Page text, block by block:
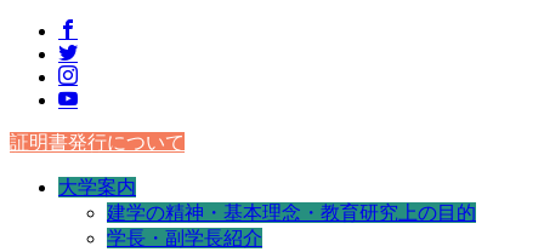
証明書発行について
大学案内
建学の精神・基本理念・教育研究上の目的
学長・副学長紹介